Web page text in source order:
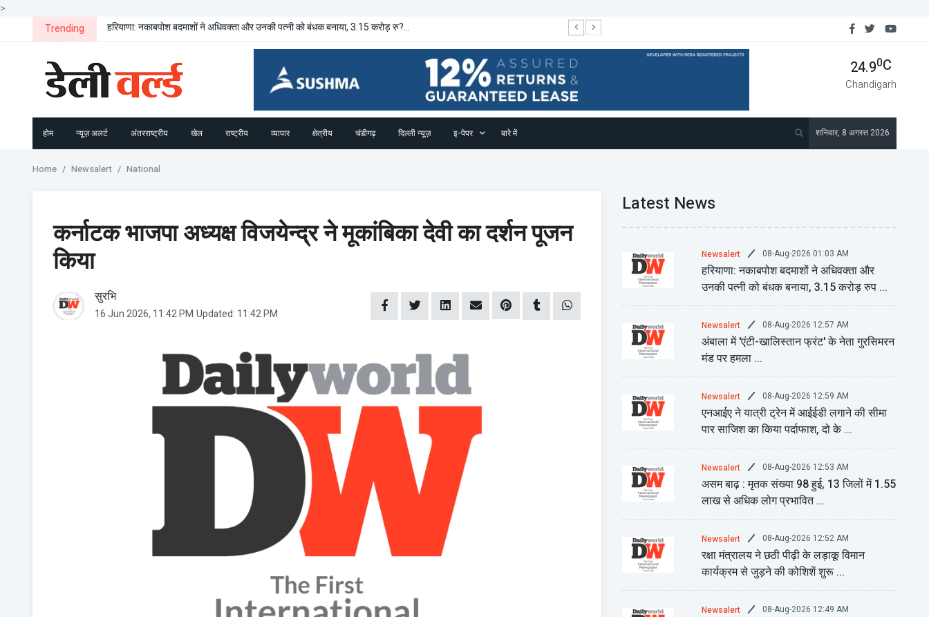
>
Trending हरियाणा: नकाबपोश बदमाशों ने अधिवक्ता और उनकी पत्नी को बंधक बनाया, 3.15 करोड़ रु?...
24.90C
Chandigarh
होम न्यूज़ अलर्ट अंतरराष्ट्रीय खेल राष्ट्रीय व्यापार क्षेत्रीय चंडीगढ़ दिल्ली न्यूज़ इ-पेपर बारे में शनिवार, 8 अगस्त 2026
Home Newsalert National
कर्नाटक भाजपा अध्यक्ष विजयेन्द्र ने मूकांबिका देवी का दर्शन पूजन
किया
सुरभि
16 Jun 2026, 11:42 PM Updated: 11:42 PM
Latest News
Newsalert 08-Aug-2026 01:03 AM
हरियाणा: नकाबपोश बदमाशों ने अधिवक्ता और
उनकी पत्नी को बंधक बनाया, 3.15 करोड़ रुप ...
Newsalert 08-Aug-2026 12:57 AM
अंबाला में 'एंटी-खालिस्तान फ्रंट' के नेता गुरसिमरन
मंड पर हमला ...
Newsalert 08-Aug-2026 12:59 AM
एनआईए ने यात्री ट्रेन में आईईडी लगाने की सीमा
पार साजिश का किया पर्दाफाश, दो के ...
Newsalert 08-Aug-2026 12:53 AM
असम बाढ़ : मृतक संख्या 98 हुई, 13 जिलों में 1.55
लाख से अधिक लोग प्रभावित ...
Newsalert 08-Aug-2026 12:52 AM
रक्षा मंत्रालय ने छठी पीढ़ी के लड़ाकू विमान
कार्यक्रम से जुड़ने की कोशिशें शुरू ...
Newsalert 08-Aug-2026 12:49 AM